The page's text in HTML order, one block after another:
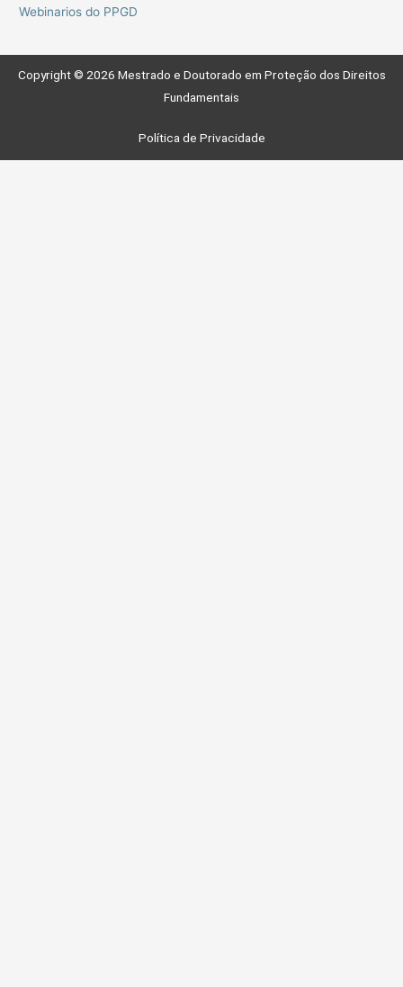
Webinarios do PPGD
Copyright © 2026 Mestrado e Doutorado em Proteção dos Direitos
Fundamentais
Política de Privacidade